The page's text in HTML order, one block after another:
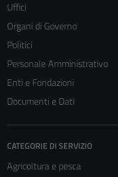
Uffici
Organi di Governo
Politici
Personale Amministrativo
Enti e Fondazioni
Documenti e Dati
CATEGORIE DI SERVIZIO
Agricoltura e pesca